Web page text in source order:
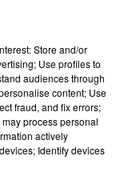
Capricorne
Store and/or
Use profiles to
audiences through
content; Use
fraud, and fix errors;
process personal
actively
Identify devices